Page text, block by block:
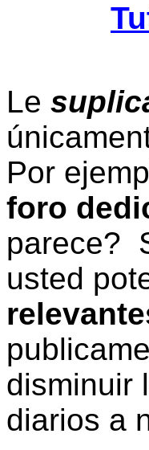
Le
Por
foro
parece?
usted
disminuir
diarios a